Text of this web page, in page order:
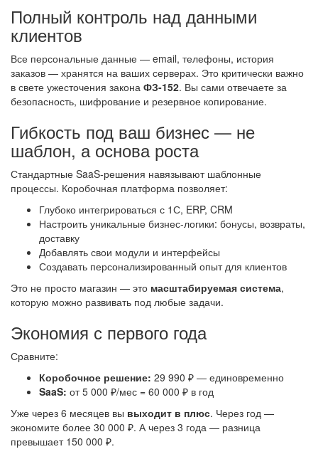
Полный контроль над данными
клиентов
Все персональные данные — email, телефоны, история
заказов — хранятся на ваших серверах. Это критически важно
в свете ужесточения закона ФЗ-152. Вы сами отвечаете за
безопасность, шифрование и резервное копирование.
Гибкость под ваш бизнес — не
шаблон, а основа роста
Стандартные SaaS-решения навязывают шаблонные
процессы. Коробочная платформа позволяет:
Глубоко интегрироваться с 1С, ERP, CRM
Настроить уникальные бизнес-логики: бонусы, возвраты,
доставку
Добавлять свои модули и интерфейсы
Создавать персонализированный опыт для клиентов
Это не просто магазин — это масштабируемая система,
которую можно развивать под любые задачи.
Экономия с первого года
Сравните:
Коробочное решение: 29 990 ₽ — единовременно
SaaS: от 5 000 ₽/мес = 60 000 ₽ в год
Уже через 6 месяцев вы выходит в плюс. Через год —
экономите более 30 000 ₽. А через 3 года — разница
превышает 150 000 ₽.